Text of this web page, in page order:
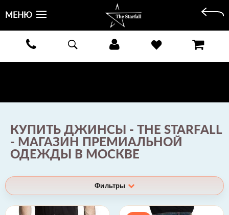
БЕСПЛАТНАЯ ДОСТАВКА КУРЬЕРОМ ИЛИ ПОЧТОЙ ПО ВСЕЙ РОССИИ! ОПЛАТА ПРИ ПОЛУЧЕНИИ
ПОДРОБНЕЕ >
МЕНЮ
КУПИТЬ ДЖИНСЫ - THE STARFALL
- МАГАЗИН ПРЕМИАЛЬНОЙ
ОДЕЖДЫ В МОСКВЕ
Фильтры